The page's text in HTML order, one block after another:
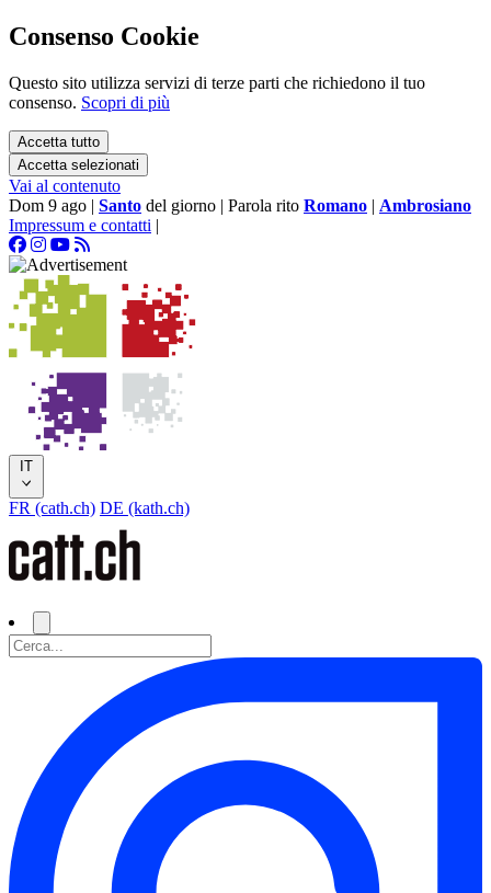
Consenso Cookie
Questo sito utilizza servizi di terze parti che richiedono il tuo
consenso. Scopri di più
Accetta tutto
Accetta selezionati
Vai al contenuto
Dom 9 ago | Santo del giorno | Parola rito Romano | Ambrosiano
Impressum e contatti |
IT
FR (cath.ch) DE (kath.ch)